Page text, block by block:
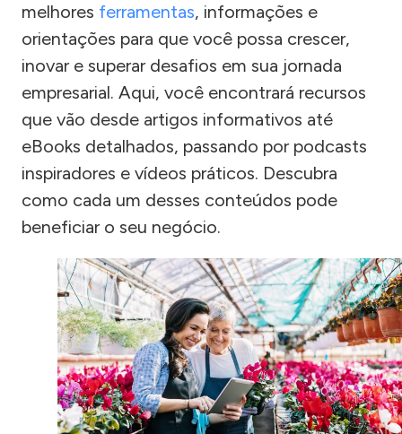
melhores ferramentas, informações e
orientações para que você possa crescer,
inovar e superar desafios em sua jornada
empresarial. Aqui, você encontrará recursos
que vão desde artigos informativos até
eBooks detalhados, passando por podcasts
inspiradores e vídeos práticos. Descubra
como cada um desses conteúdos pode
beneficiar o seu negócio.